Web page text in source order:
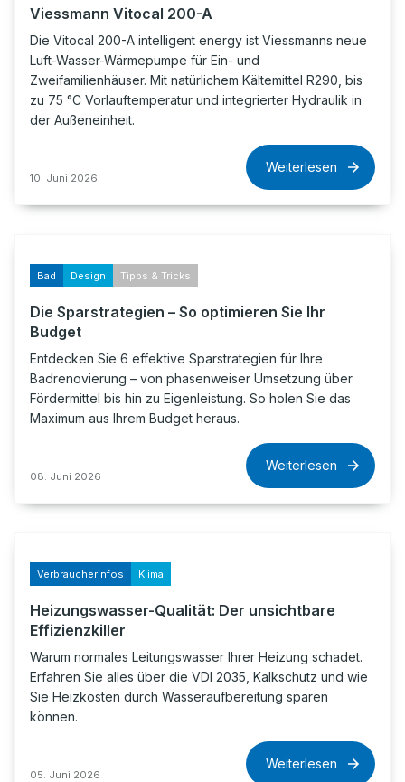
Viessmann Vitocal 200-A
Die Vitocal 200-A intelligent energy ist Viessmanns neue
Luft-Wasser-Wärmepumpe für Ein- und
Zweifamilienhäuser. Mit natürlichem Kältemittel R290, bis
zu 75 °C Vorlauftemperatur und integrierter Hydraulik in
der Außeneinheit.
10. Juni 2026
Weiterlesen
Bad Design Tipps & Tricks
Die Sparstrategien – So optimieren Sie Ihr
Budget
Entdecken Sie 6 effektive Sparstrategien für Ihre
Badrenovierung – von phasenweiser Umsetzung über
Fördermittel bis hin zu Eigenleistung. So holen Sie das
Maximum aus Ihrem Budget heraus.
08. Juni 2026
Weiterlesen
Verbraucherinfos Klima
Heizungswasser-Qualität: Der unsichtbare
Effizienzkiller
Warum normales Leitungswasser Ihrer Heizung schadet.
Erfahren Sie alles über die VDI 2035, Kalkschutz und wie
Sie Heizkosten durch Wasseraufbereitung sparen
können.
05. Juni 2026
Weiterlesen